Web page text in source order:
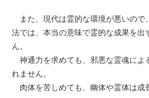
また、現代は霊的な環境が悪いので
法では、本当の意味で霊的な成果を出
ん。
神通力を求めても、邪悪な霊魂によ
れません。
肉体を苦しめても、幽体や霊体は成